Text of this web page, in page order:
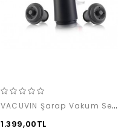
VACUVIN Şarap Vakum Seti / Siyah (1 pompa + 2 tıpa)
1.399,00TL